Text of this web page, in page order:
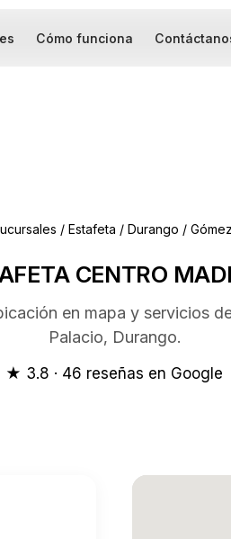
Cómo funciona
/ Estafeta / Durango /
CENTRO
en mapa y servicios
Palacio, Durango.
★ 3.8 · 46 reseñas en Google